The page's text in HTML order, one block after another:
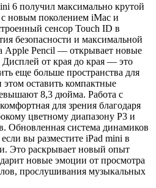
6 получил максимально крутой
новым поколением iMac и
сенсор Touch ID в
безопасности и максимальной
Apple Pencil — открывает новые
от края до края — это
еще больше пространства для
оставить компактные
8,3 дюйма. Работа с
для зрения благодаря
цветному диапазону P3 и
Обновленная система динамиков
вы разместите iPad mini в
Это раскрывает новый опыт
новые эмоции от просмотра
прослушивания музыкальных